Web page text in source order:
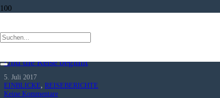
EINBLICKE
Und die Reise beginnt
5. Juli 2017
EINBLICKE, REISEBERICHTE
Keine Kommentare